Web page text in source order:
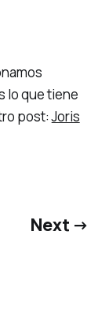
lo que tiene
post:Joris
Next →